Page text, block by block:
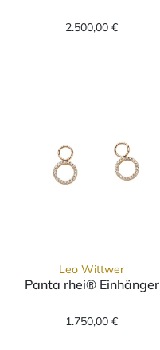
2.500,00 €
Leo Wittwer
Panta rhei® Einhänger
1.750,00 €